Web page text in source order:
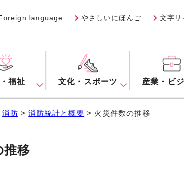
language やさしいにほんご 文字サ
福祉 文化・スポーツ 産業・ビ
消防 >消防統計と概要 > 火災件数の推移
推移